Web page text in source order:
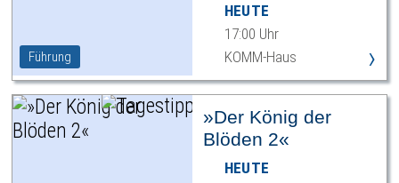
Führung
HEUTE
17:00 Uhr
KOMM-Haus
›
»Der König der
Blöden 2«
HEUTE